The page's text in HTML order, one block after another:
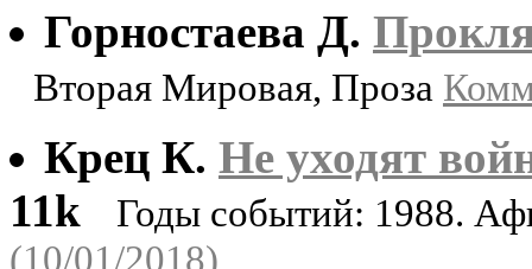
Горностаева Д.
Вторая Мировая, Проза
Крец К. Не уходят
11k
Годы событий: 1988.